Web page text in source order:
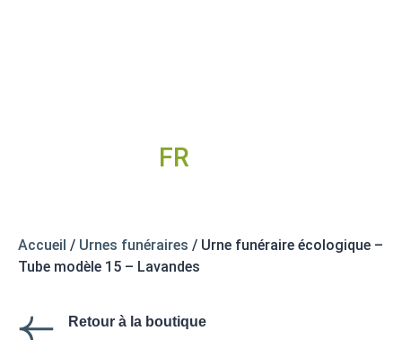
FR
Accueil / Urnes funéraires / Urne funéraire écologique –
Tube modèle 15 – Lavandes
Retour à la boutique